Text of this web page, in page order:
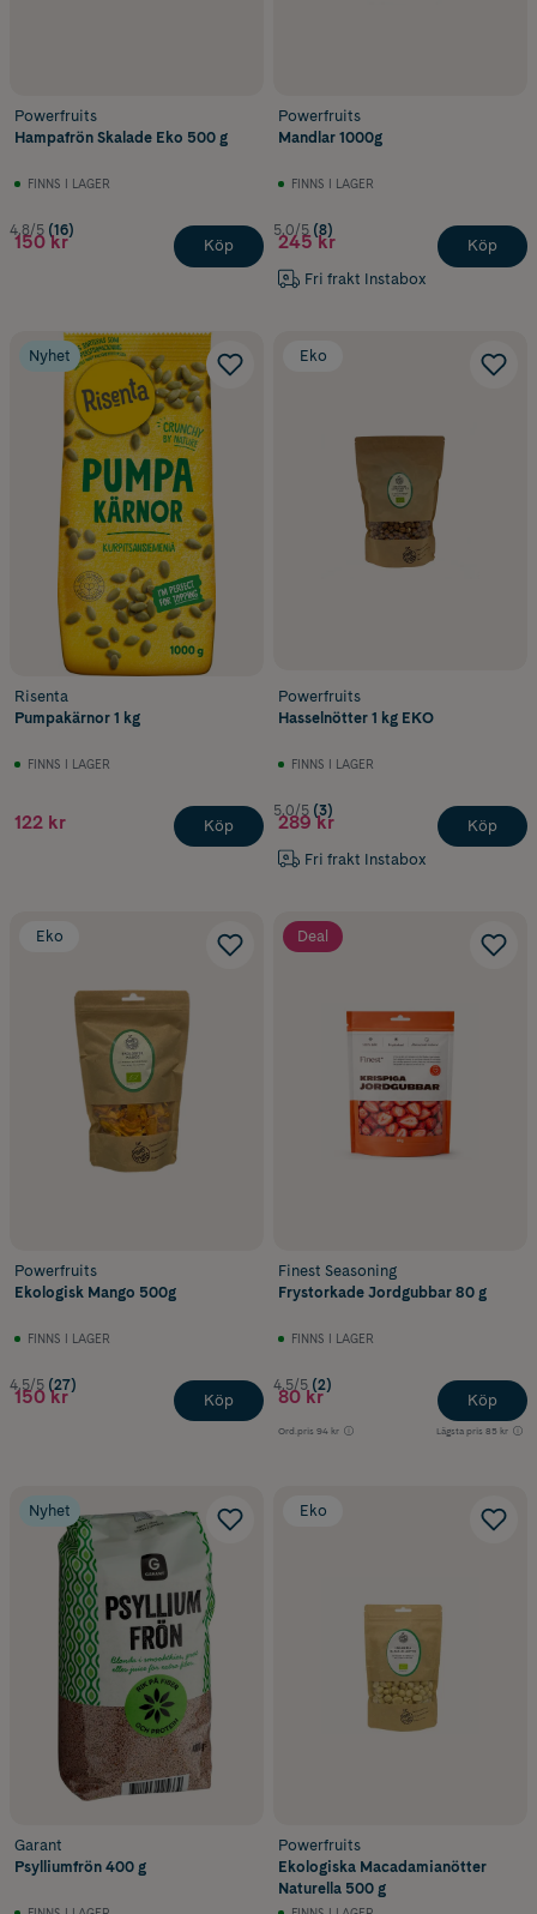
Powerfruits
Hampafrön Skalade Eko 500 g
FINNS I LAGER
4.8/5 (16)
150 kr Köp
Powerfruits
Mandlar 1000g
FINNS I LAGER
5.0/5 (8)
245 kr
Fri frakt Instabox
Köp
Nyhet
Risenta
Pumpakärnor 1 kg
FINNS I LAGER
122 kr Köp
Eko
Powerfruits
Hasselnötter 1 kg EKO
FINNS I LAGER
5.0/5 (3)
289 kr
Fri frakt Instabox
Köp
Eko
Powerfruits
Ekologisk Mango 500g
FINNS I LAGER
4.5/5 (27)
150 kr Köp
Deal
Finest Seasoning
Frystorkade Jordgubbar 80 g
FINNS I LAGER
4.5/5 (2)
80 kr
Ord.pris 94 kr Lägsta pris 85 kr
Köp
Nyhet
Garant
Psylliumfrön 400 g
Eko
Powerfruits
Ekologiska Macadamianötter
Naturella 500 g